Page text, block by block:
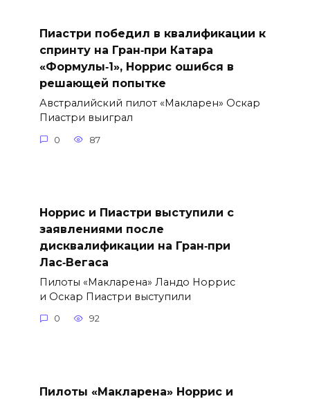
Пиастри победил в квалификации к
спринту на Гран‑при Катара
«Формулы‑1», Норрис ошибся в
решающей попытке
Австралийский пилот «Макларен» Оскар
Пиастри выиграл
0 87
Норрис и Пиастри выступили с
заявлениями после
дисквалификации на Гран‑при
Лас‑Вегаса
Пилоты «Макларена» Ландо Норрис
и Оскар Пиастри выступили
0 92
Пилоты «Макларена» Норрис и